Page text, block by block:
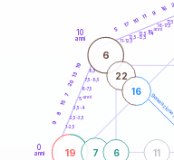
0
anni
10
anni
1-2,5
2,5-3,5
3,5-4
6-7,5
7,5-8,5
8,5-9
11-12,5
12,5-13,5
13,5-14
16-17,5
9
8
15
7
20
13
19
5
17
10
11
9
16
19
6
7 6 11
22
16
5anni
15 anni